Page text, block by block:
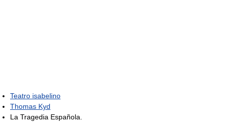
Teatro isabelino
Thomas Kyd
La Tragedia Española.